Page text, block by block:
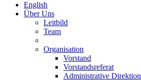
English
Über Uns
Leitbild
Team
Organisation
Vorstand
Vorstandsreferat
Administrative Direktion